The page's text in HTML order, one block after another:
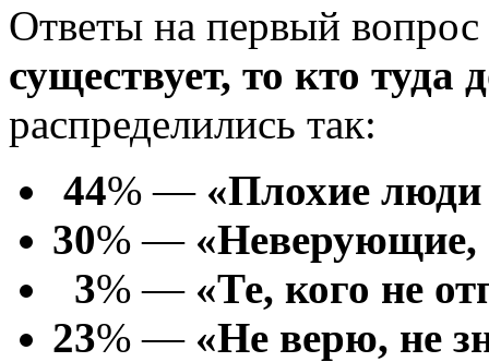
Ответы на первый вопрос
существует, то кто туда
распределились так:
44% — «Плохие
30% — «Неверующие,
3% — «Те, кого не
23% — «Не верю, не